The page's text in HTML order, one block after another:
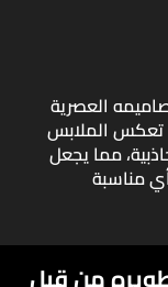
العصرية
تعكس الملابس
مما يجعل
من قبل